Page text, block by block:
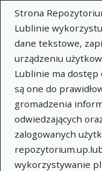
Strona
Lublinie
dane tekstowe,
urządzeniu
Lublinie ma dostęp
są one do
gromadzenia
odwiedzających
zalogowanych
wykorzystywanie
Autor:
Leon